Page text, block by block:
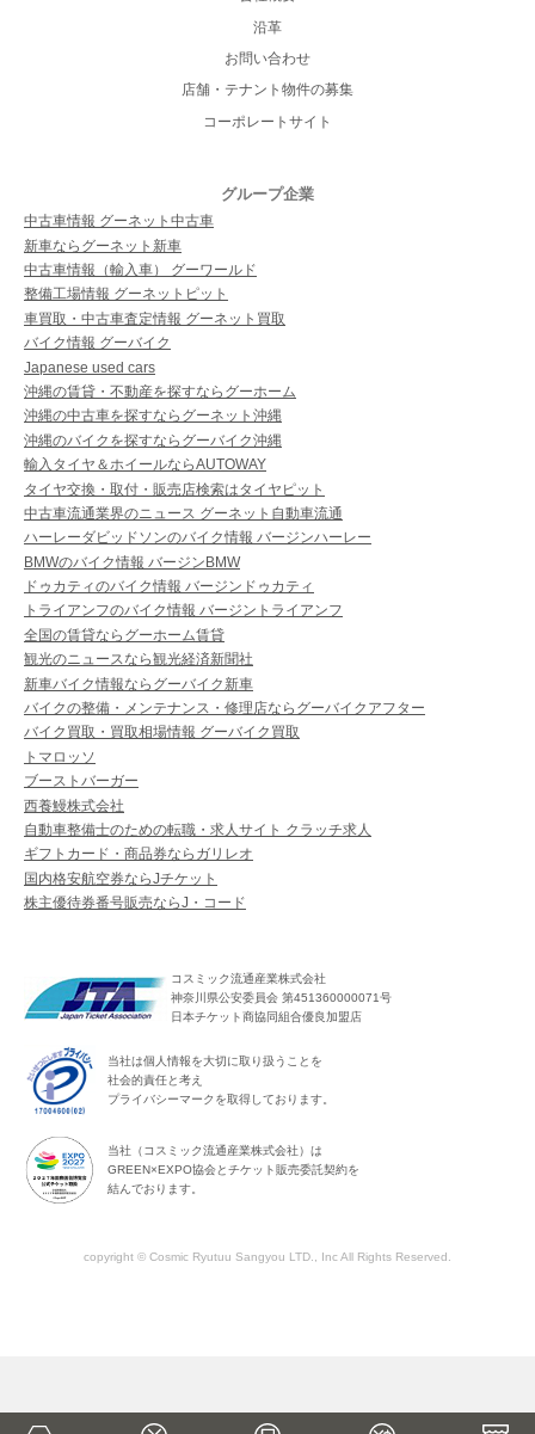
沿革
お問い合わせ
店舗・テナント物件の募集
コーポレートサイト
グループ企業
中古車情報 グーネット中古車
新車ならグーネット新車
中古車情報（輸入車） グーワールド
整備工場情報 グーネットピット
車買取・中古車査定情報 グーネット買取
バイク情報 グーバイク
Japanese used cars
沖縄の賃貸・不動産を探すならグーホーム
沖縄の中古車を探すならグーネット沖縄
沖縄のバイクを探すならグーバイク沖縄
輸入タイヤ＆ホイールならAUTOWAY
タイヤ交換・取付・販売店検索はタイヤピット
中古車流通業界のニュース グーネット自動車流通
ハーレーダビッドソンのバイク情報 バージンハーレー
BMWのバイク情報 バージンBMW
ドゥカティのバイク情報 バージンドゥカティ
トライアンフのバイク情報 バージントライアンフ
全国の賃貸ならグーホーム賃貸
観光のニュースなら観光経済新聞社
新車バイク情報ならグーバイク新車
バイクの整備・メンテナンス・修理店ならグーバイクアフター
バイク買取・買取相場情報 グーバイク買取
トマロッソ
ブーストバーガー
西養鰻株式会社
自動車整備士のための転職・求人サイト クラッチ求人
ギフトカード・商品券ならガリレオ
国内格安航空券ならJチケット
株主優待券番号販売ならJ・コード
コスミック流通産業株式会社
神奈川県公安委員会 第451360000071号
日本チケット商協同組合優良加盟店
当社は個人情報を大切に取り扱うことを
社会的責任と考え
プライバシーマークを取得しております。
当社（コスミック流通産業株式会社）は
GREEN×EXPO協会とチケット販売委託契約を
結んでおります。
copyright © Cosmic Ryutuu Sangyou LTD., Inc All Rights Reserved.